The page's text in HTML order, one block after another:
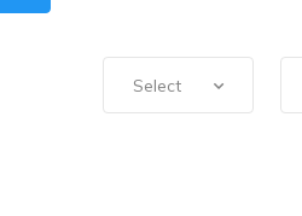
Select